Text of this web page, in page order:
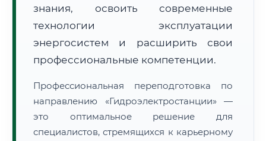
📜 Документы и аккредитация ФИС ФРДО
🔍Нажмите на документ для увеличения и просмотра
знания, освоить современные
технологии эксплуатации
энергосистем и расширить свои
профессиональные компетенции.
Профессиональная переподготовка по
направлению «Гидроэлектростанции» —
это оптимальное решение для
специалистов, стремящихся к карьерному